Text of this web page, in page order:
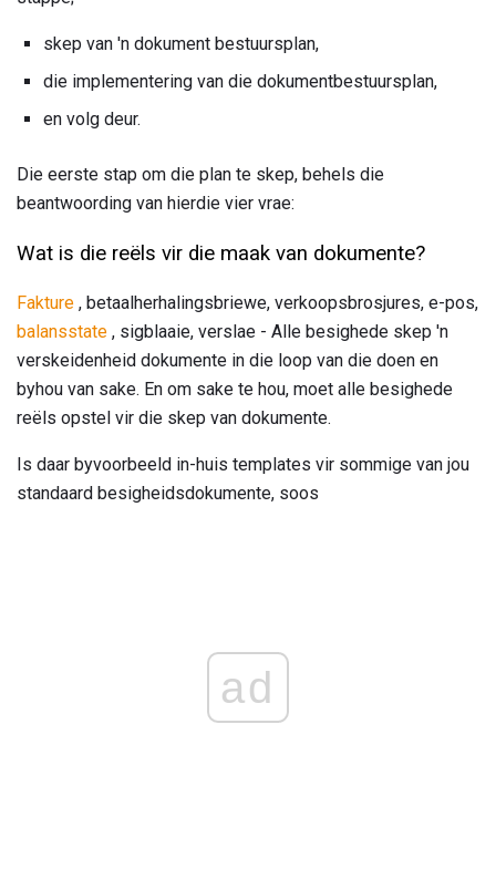
skep van 'n dokument bestuursplan,
die implementering van die dokumentbestuursplan,
en volg deur.
Die eerste stap om die plan te skep, behels die
beantwoording van hierdie vier vrae:
Wat is die reëls vir die maak van dokumente?
Fakture , betaalherhalingsbriewe, verkoopsbrosjures, e-pos,
balansstate , sigblaaie, verslae - Alle besighede skep 'n
verskeidenheid dokumente in die loop van die doen en
byhou van sake. En om sake te hou, moet alle besighede
reëls opstel vir die skep van dokumente.
Is daar byvoorbeeld in-huis templates vir sommige van jou
standaard besigheidsdokumente, soos
ad